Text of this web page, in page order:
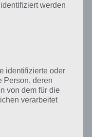
1 Wort Lösung
Lösung
Lösung
Lösung
werden
identifizierte oder
Person, deren
von dem für die
verarbeitet